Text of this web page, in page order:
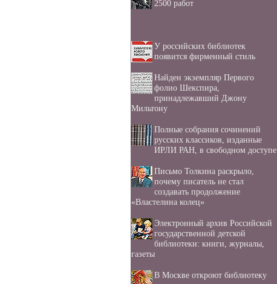
2500 работ
У российских библиотек
появится фирменный стиль
Найден экземпляр Первого
фолио Шекспира,
принадлежавший Джону
Мильтону
Полные собрания сочинений
русских классиков, изданные
ИРЛИ РАН, в свободном доступе
Письмо Толкина раскрыло,
почему писатель не стал
создавать продолжение
«Властелина колец»
Электронный архив Российской
государственной детской
библиотеки: книги, журналы,
газеты
В Москве откроют библиотеку